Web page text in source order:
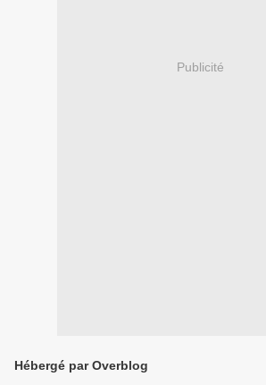
Publicité
Hébergé par Overblog